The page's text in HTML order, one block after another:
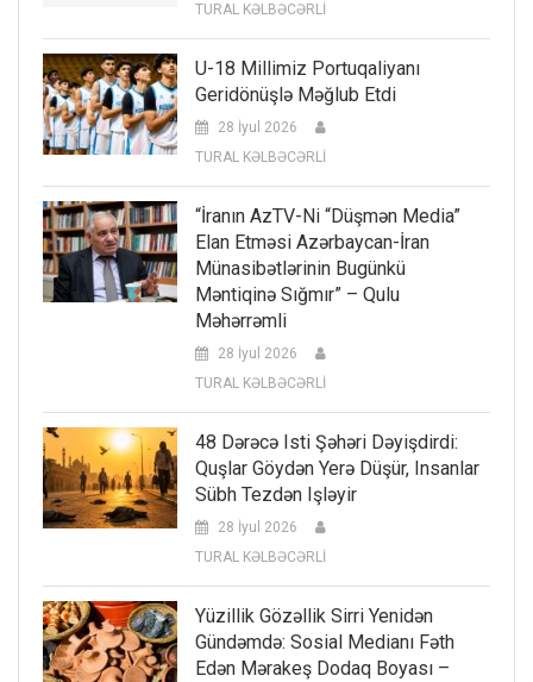
TURAL KƏLBƏCƏRLİ
U-18 Millimiz Portuqaliyanı
Geridönüşlə Məğlub Etdi
28 İyul 2026
TURAL KƏLBƏCƏRLİ
“İranın AzTV-Ni “düşmən Media”
Elan Etməsi Azərbaycan-İran
Münasibətlərinin Bugünkü
Məntiqinə Sığmır” – Qulu
Məhərrəmli
28 İyul 2026
TURAL KƏLBƏCƏRLİ
48 Dərəcə Isti Şəhəri Dəyişdirdi:
Quşlar Göydən Yerə Düşür, Insanlar
Sübh Tezdən Işləyir
28 İyul 2026
TURAL KƏLBƏCƏRLİ
Yüzillik Gözəllik Sirri Yenidən
Gündəmdə: Sosial Medianı Fəth
Edən Mərakeş Dodaq Boyası –